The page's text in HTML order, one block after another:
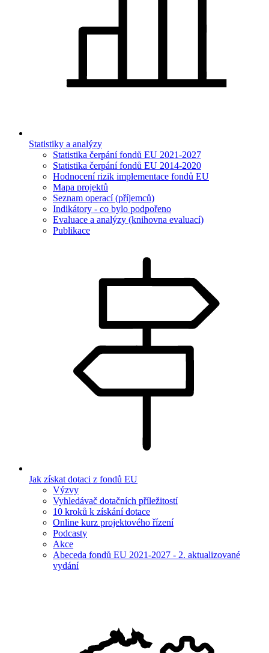
Statistiky a analýzy
Statistika čerpání fondů EU 2021-2027
Statistika čerpání fondů EU 2014-2020
Hodnocení rizik implementace fondů EU
Mapa projektů
Seznam operací (příjemců)
Indikátory - co bylo podpořeno
Evaluace a analýzy (knihovna evaluací)
Publikace
Jak získat dotaci z fondů EU
Výzvy
Vyhledávač dotačních příležitostí
10 kroků k získání dotace
Online kurz projektového řízení
Podcasty
Akce
Abeceda fondů EU 2021-2027 - 2. aktualizované
vydání